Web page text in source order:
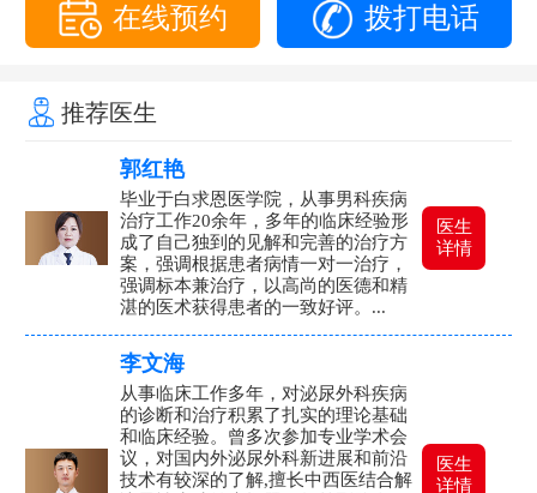
在线预约 拨打电话
推荐医生
郭红艳
毕业于白求恩医学院，从事男科疾病
治疗工作20余年，多年的临床经验形
成了自己独到的见解和完善的治疗方
案，强调根据患者病情一对一治疗，
强调标本兼治疗，以高尚的医德和精
湛的医术获得患者的一致好评。...
医生
详情
李文海
从事临床工作多年，对泌尿外科疾病
的诊断和治疗积累了扎实的理论基础
和临床经验。曾多次参加专业学术会
议，对国内外泌尿外科新进展和前沿
技术有较深的了解,擅长中西医结合解
医生
详情